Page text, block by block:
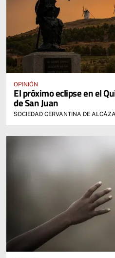
OPINIÓN
El próximo eclipse en el
de San Juan
SOCIEDAD CERVANTINA DE